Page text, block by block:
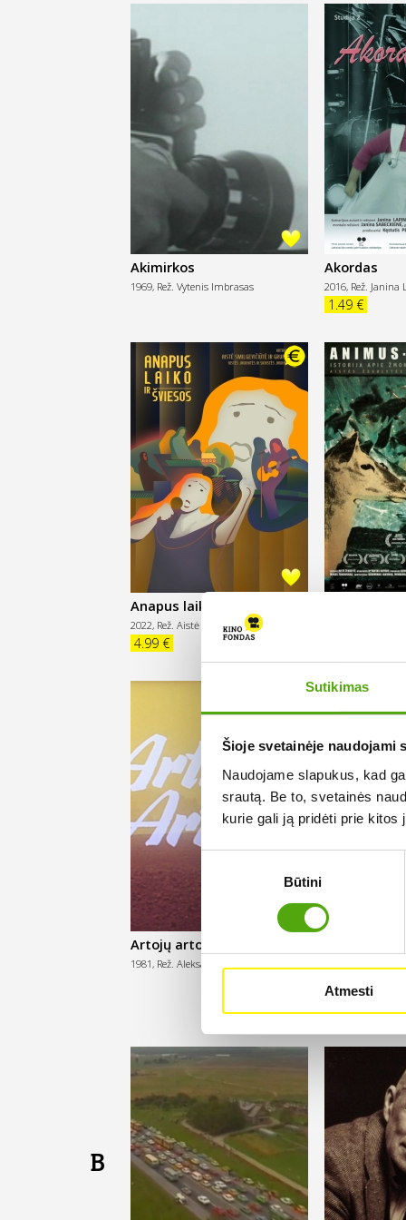
Sutikimas
Šioje svetainėje naudojami
Naudojame slapukus, kad
srautą. Be to, svetainės
kurie gali ją pridėti prie kitos
pasirinkimas
Būtini
Atmesti
Akimirkos
1969, Rež. Vytenis Imbrasas
Akordas
2016, Rež.
1.49 €
Anapus laiko ir šviesos
2022, Rež. Aistė Jauraitė
4.99 €
Artojų artojas
1981, Rež. Aleksandras Digimas
B